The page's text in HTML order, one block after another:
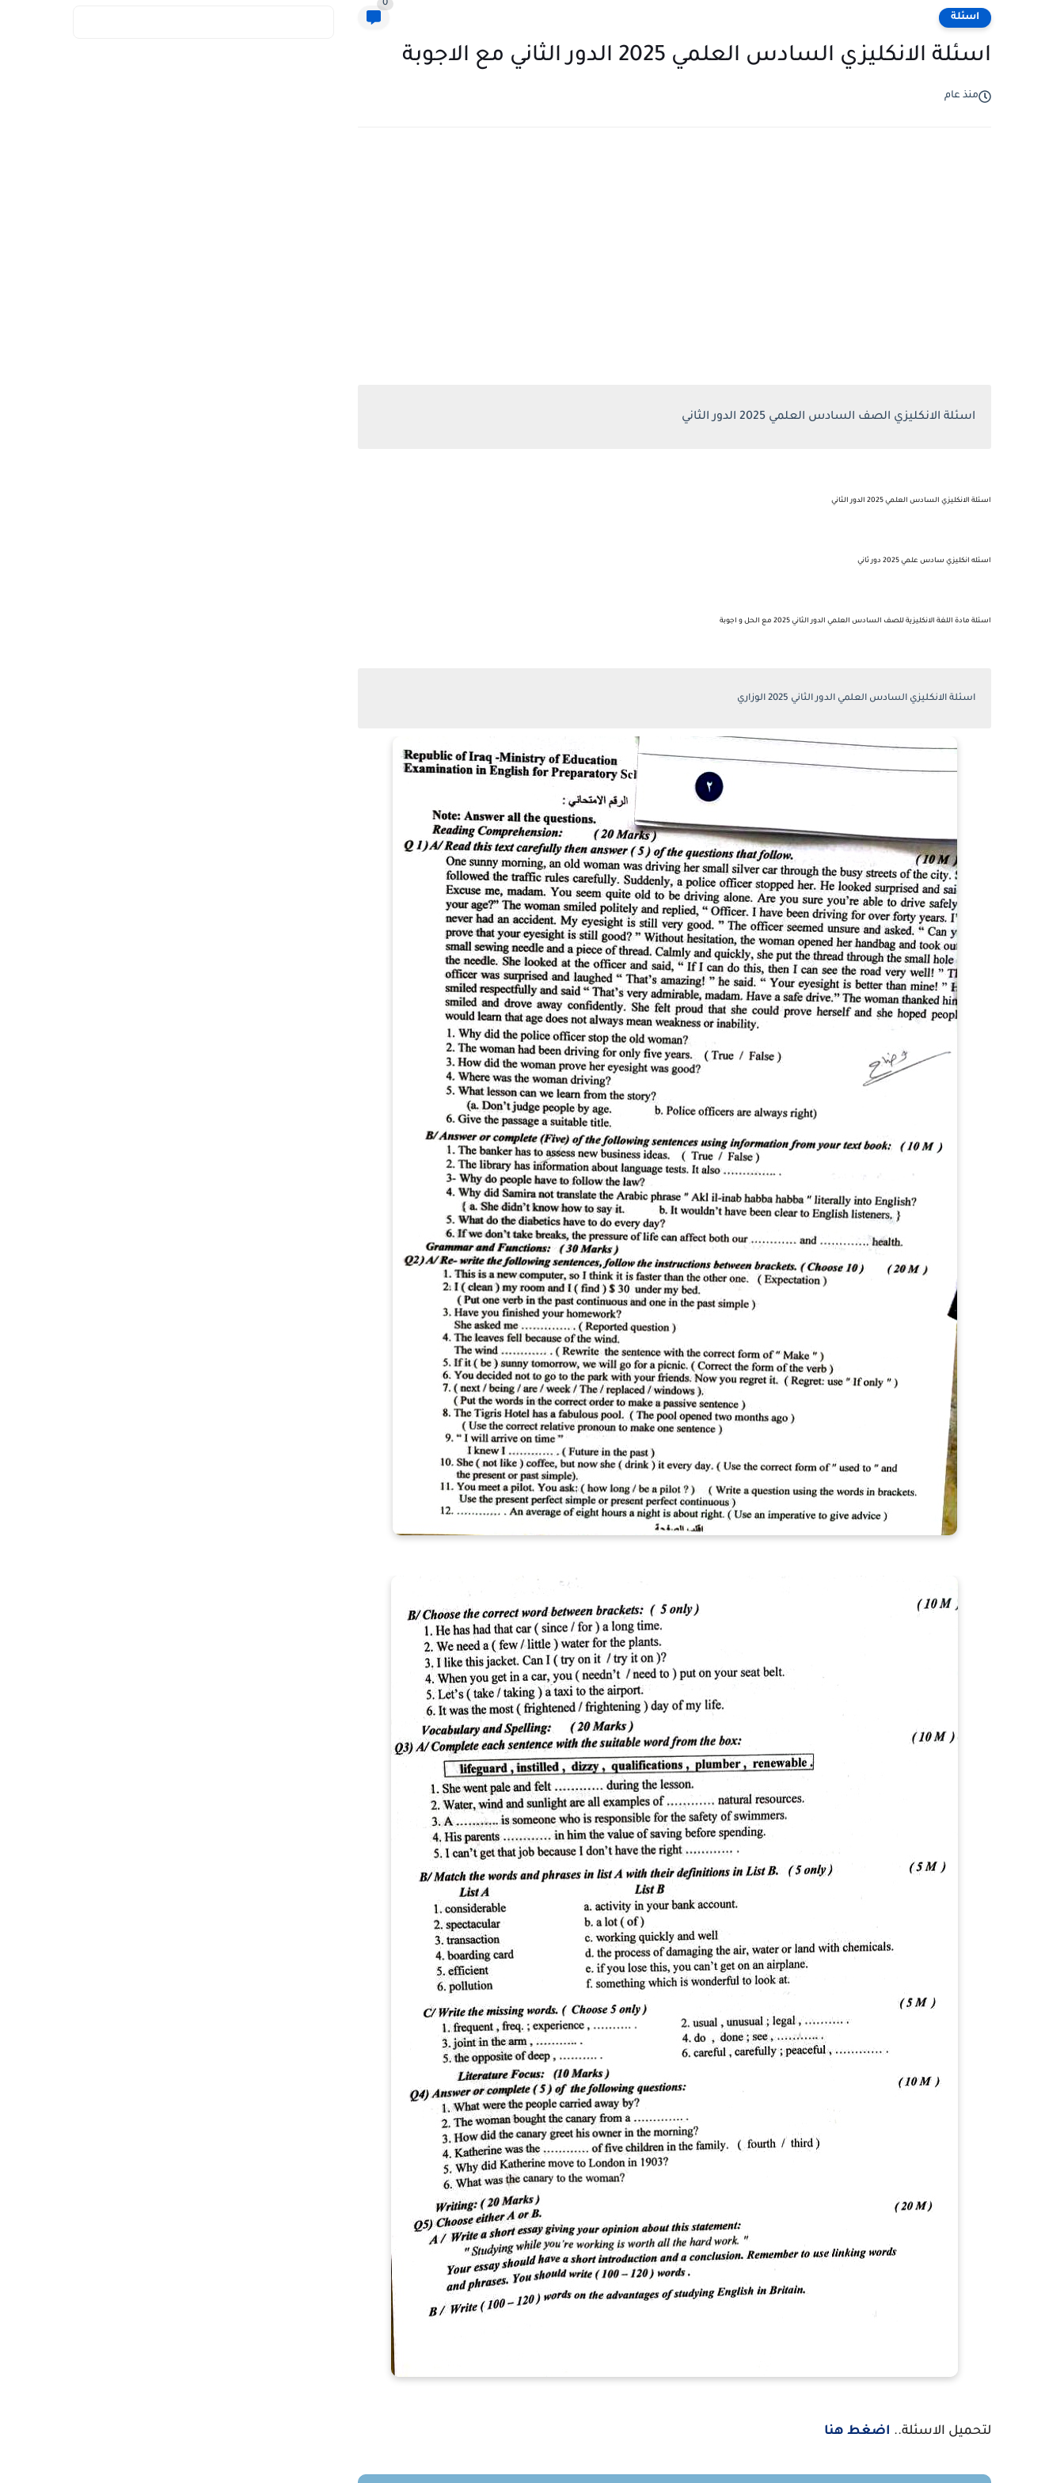
اسئلة
0
اسئلة الانكليزي السادس العلمي 2025 الدور الثاني مع الاجوبة
منذ عام
اسئلة الانكليزي الصف السادس العلمي 2025 الدور الثاني
اسئلة الانكليزي السادس العلمي 2025 الدور الثاني
اسئله انكليزي سادس علمي 2025 دور ثاني
اسئلة مادة اللغة الانكليزية للصف السادس العلمي الدور الثاني 2025 مع الحل و اجوبة
اسئلة الانكليزي السادس العلمي الدور الثاني 2025 الوزاري
لتحميل الاسئلة.. اضغط هنا